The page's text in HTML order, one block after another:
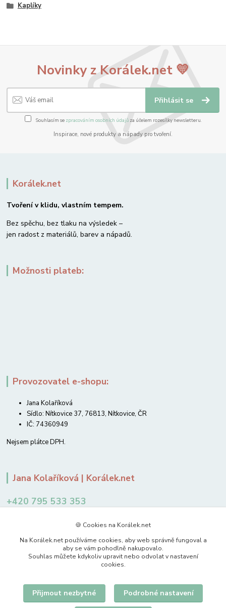
Kaplíky
Novinky z Korálek.net 💛
Přihlásit se
Souhlasím se zpracováním osobních údajůza účelem rozesílky newsletteru.
Inspirace, nové produkty a nápady pro tvoření.
Korálek.net
Tvoření v klidu, vlastním tempem.
Bez spěchu, bez tlaku na výsledek –
jen radost z materiálů, barev a nápadů.
Možnosti plateb:
Provozovatel e-shopu:
Jana Kolaříková
Sídlo: Nítkovice 37, 76813, Nítkovice, ČR
IČ: 74360949
Nejsem plátce DPH.
Jana Kolaříková | Korálek.net
+420 795 533 353
Upravit sběr cookies.
🍪 Cookies na Korálek.net
Na Korálek.net používáme cookies, aby web správně fungoval a
aby se vám pohodlně nakupovalo.
Souhlas můžete kdykoliv upravit nebo odvolat v nastavení
cookies.
Přijmout nezbytné Podrobné nastavení